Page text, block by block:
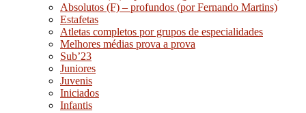
Absolutos (F) – profundos (por Fernando Martins)
Estafetas
Atletas completos por grupos de especialidades
Melhores médias prova a prova
Sub’23
Juniores
Juvenis
Iniciados
Infantis